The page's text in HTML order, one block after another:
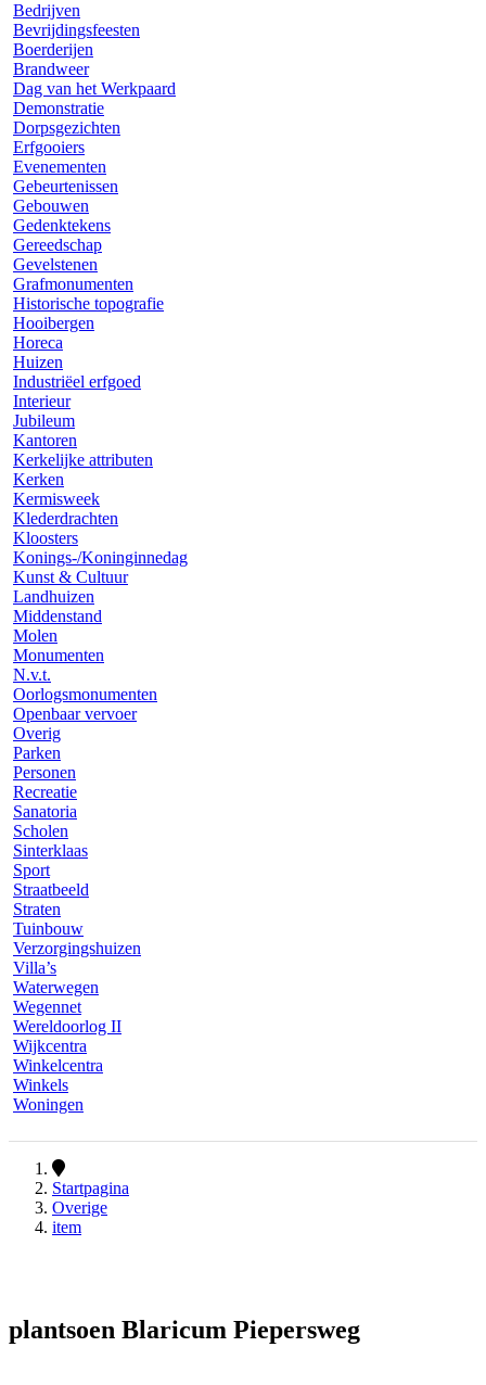
Bedrijven
Bevrijdingsfeesten
Boerderijen
Brandweer
Dag van het Werkpaard
Demonstratie
Dorpsgezichten
Erfgooiers
Evenementen
Gebeurtenissen
Gebouwen
Gedenktekens
Gereedschap
Gevelstenen
Grafmonumenten
Historische topografie
Hooibergen
Horeca
Huizen
Industriëel erfgoed
Interieur
Jubileum
Kantoren
Kerkelijke attributen
Kerken
Kermisweek
Klederdrachten
Kloosters
Konings-/Koninginnedag
Kunst & Cultuur
Landhuizen
Middenstand
Molen
Monumenten
N.v.t.
Oorlogsmonumenten
Openbaar vervoer
Overig
Parken
Personen
Recreatie
Sanatoria
Scholen
Sinterklaas
Sport
Straatbeeld
Straten
Tuinbouw
Verzorgingshuizen
Villa’s
Waterwegen
Wegennet
Wereldoorlog II
Wijkcentra
Winkelcentra
Winkels
Woningen
Startpagina
Overige
item
plantsoen Blaricum Piepersweg